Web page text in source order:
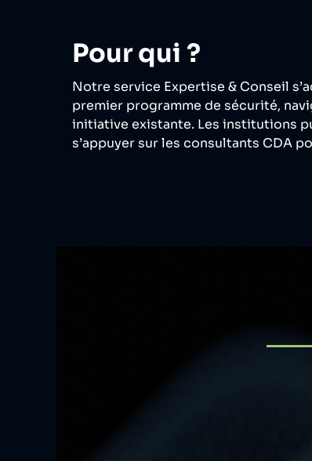
Pour qui ?
Notre service Expertise & Conseil
premier programme de sécurité,
initiative existante. Les institutions
s’appuyer sur les consultants CDA